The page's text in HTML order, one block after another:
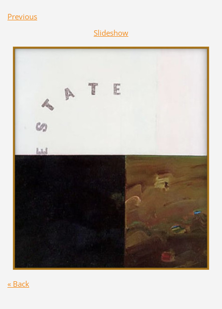
Previous
Slideshow
« Back